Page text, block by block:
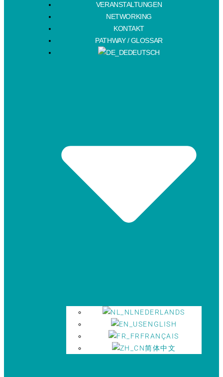
VERANSTALTUNGEN
NETWORKING
KONTAKT
PATHWAY / GLOSSAR
DEUTSCH
NEDERLANDS
ENGLISH
FRANÇAIS
简体中文